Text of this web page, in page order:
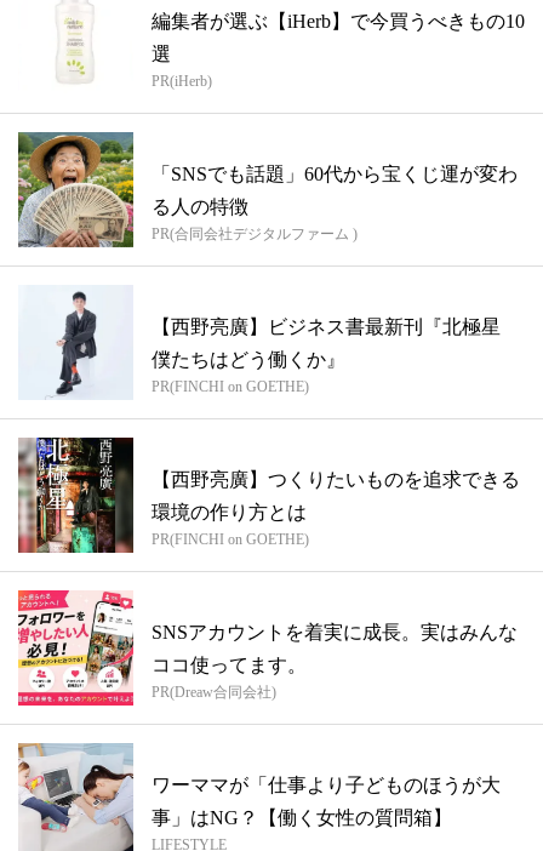
編集者が選ぶ【iHerb】で今買うべきもの10
選
PR(iHerb)
「SNSでも話題」60代から宝くじ運が変わ
る人の特徴
PR(合同会社デジタルファーム )
【西野亮廣】ビジネス書最新刊『北極星
僕たちはどう働くか』
PR(FINCHI on GOETHE)
【西野亮廣】つくりたいものを追求できる
環境の作り方とは
PR(FINCHI on GOETHE)
SNSアカウントを着実に成長。実はみんな
ココ使ってます。
PR(Dreaw合同会社)
ワーママが「仕事より子どものほうが大
事」はNG？【働く女性の質問箱】
LIFESTYLE